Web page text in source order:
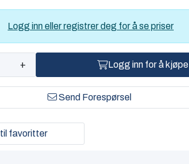
Logg inn eller registrer deg for å se priser
+ Logg inn for å kjøpe
Send Forespørsel
favoritter